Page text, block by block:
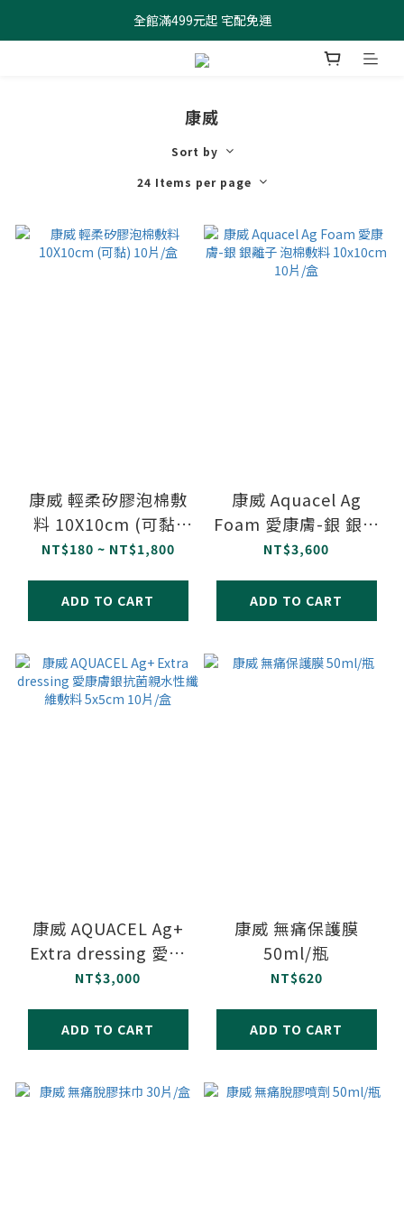
全館滿499元起 宅配免運
全館滿499元起 宅配免運
加入會員 $100元購物金現領現折
康威
Sort by
24 Items per page
康威 輕柔矽膠泡棉敷
料 10X10cm (可黏)
10片/盒
NT$180 ~ NT$1,800
ADD TO CART
康威 Aquacel Ag
Foam 愛康膚-銀 銀離
子 泡棉敷料 10x10cm
NT$3,600
ADD TO CART
康威 AQUACEL Ag+
Extra dressing 愛康
膚銀抗菌親水性纖維敷
NT$3,000
ADD TO CART
康威 無痛保護膜
50ml/瓶
NT$620
ADD TO CART